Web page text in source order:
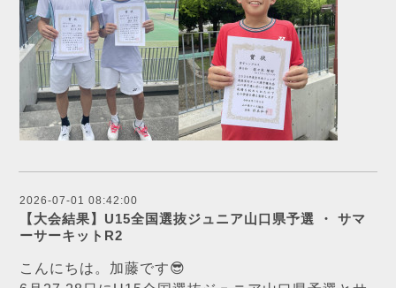
2026-07-01 08:42:00
【大会結果】U15全国選抜ジュニア山口県予選 ・ サマ
ーサーキットR2
こんにちは。加藤です😎